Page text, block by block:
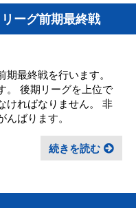
ーグ前期最終戦
期最終戦を行います。
。 後期リーグを上位で
ければなりません。 非
ばります。
続きを読む